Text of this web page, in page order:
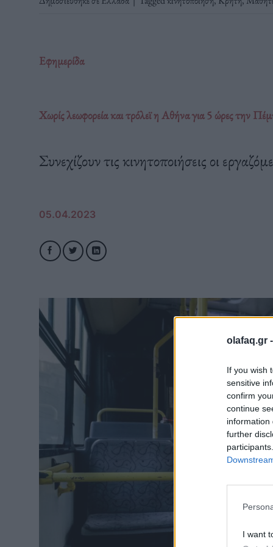
olafaq.gr -
If you wish
sensitive
confirm
continue
information
further
I want
Εφημερίδα
Χωρίς λεωφορεία και τρόλεϊ η Αθήνα για 5 ώρες την
Συνεχίζουν τις κινητοποιήσεις οι
05.04.2023